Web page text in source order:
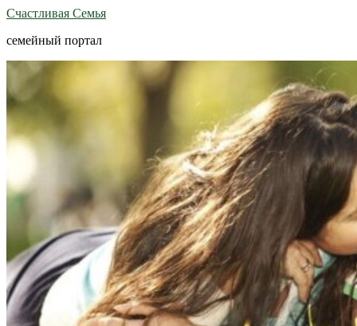
Счастливая Семья
семейный портал